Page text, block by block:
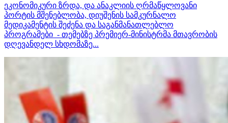
ეკონომიკური ზრდა, და ანაკლიის ღრმაწყლოვანი
პორტის მშენებლობა, დიუშენის სამკურნალო
მედიკამენტის შეძენა და საგანმანათლებლო
პროგრამები - თემებზე პრემიერ-მინისტრმა მთავრობის
დღევანდელ სხდომაზე...